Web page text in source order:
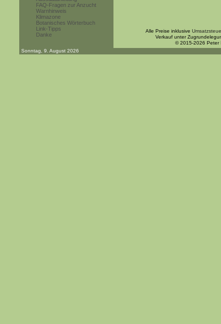
FAQ-Fragen zur Anzucht
Warnhinweis
Klimazone
Botanisches Wörterbuch
Link-Tipps
Danke
Alle Preise inklusive
Verkauf unter
© 2015-2026 Peter
Sonntag, 9. August 2026